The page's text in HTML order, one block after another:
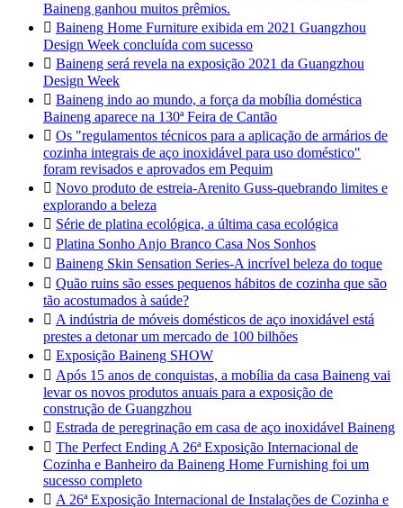
Baineng ganhou muitos prêmios.
 Baineng Home Furniture exibida em 2021 Guangzhou
Design Week concluída com sucesso
 Baineng será revela na exposição 2021 da Guangzhou
Design Week
 Baineng indo ao mundo, a força da mobília doméstica
Baineng aparece na 130ª Feira de Cantão
 Os "regulamentos técnicos para a aplicação de armários de
cozinha integrais de aço inoxidável para uso doméstico"
foram revisados e aprovados em Pequim
 Novo produto de estreia-Arenito Guss-quebrando limites e
explorando a beleza
 Série de platina ecológica, a última casa ecológica
 Platina Sonho Anjo Branco Casa Nos Sonhos
 Baineng Skin Sensation Series-A incrível beleza do toque
 Quão ruins são esses pequenos hábitos de cozinha que são
tão acostumados à saúde?
 A indústria de móveis domésticos de aço inoxidável está
prestes a detonar um mercado de 100 bilhões
 Exposição Baineng SHOW
 Após 15 anos de conquistas, a mobília da casa Baineng vai
levar os novos produtos anuais para a exposição de
construção de Guangzhou
 Estrada de peregrinação em casa de aço inoxidável Baineng
 The Perfect Ending A 26ª Exposição Internacional de
Cozinha e Banheiro da Baineng Home Furnishing foi um
sucesso completo
 A 26ª Exposição Internacional de Instalações de Cozinha e